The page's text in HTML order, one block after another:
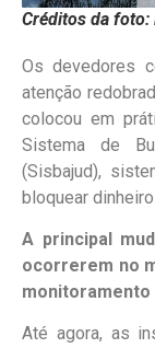
Créditos da foto:
Os devedores
atenção
colocou em
Sistema de
(Sisbajud),
bloquear
A principal
ocorrerem no
monitoramento
Até agora, as